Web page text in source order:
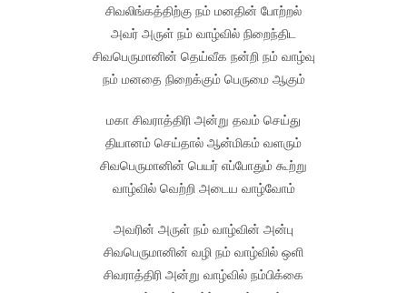
சிவலிங்கத்திற்கு நம் மனதின் போற்றல்
அவர் அருள் நம் வாழ்வில் நிறைந்திட
சிவபெருமானின் தெய்வீக நன்றி நம் வாழ்வு
நம் மனதை நிறைக்கும் பெருமை ஆகும்
மகா சிவராத்திரி அன்று தவம் செய்து
தியானம் செய்தால் ஆன்மிகம் வளரும்
சிவபெருமானின் பெயர் எப்போதும் கூற்று
வாழ்வில் வெற்றி அடைய வாழ்வோம்
அவரின் அருள் நம் வாழ்வின் அன்பு
சிவபெருமானின் வழி நம் வாழ்வில் ஒளி
சிவராத்திரி அன்று வாழ்வில் நம்பிக்கை